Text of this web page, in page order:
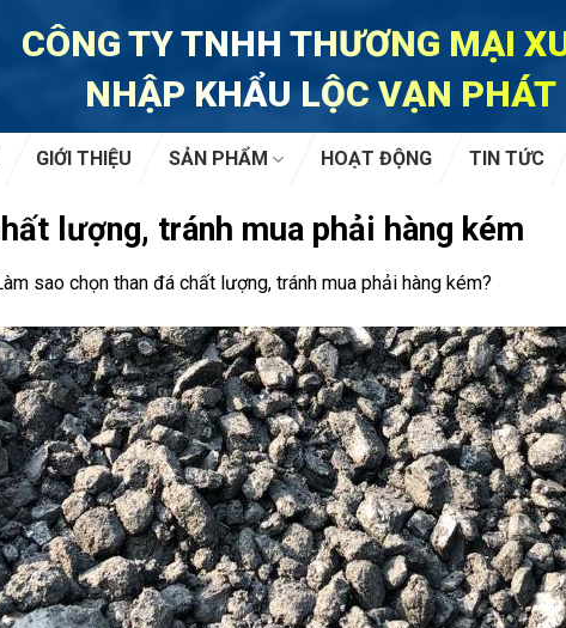
CÔNG TY TNHH THƯƠNG MẠI
NHẬP KHẨU LỘC VẠN PHÁT
GIỚI THIỆU SẢN PHẨM HOẠT ĐỘNG TIN TỨC
lượng, tránh mua phải hàng kém
sao chọn than đá chất lượng, tránh mua phải hàng kém?